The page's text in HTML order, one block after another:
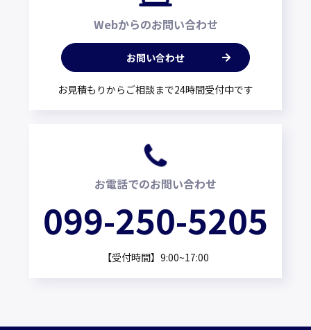
Webからのお問い合わせ
お問い合わせ
お見積もりからご相談まで24時間受付中です
お電話でのお問い合わせ
099-250-5205
【受付時間】9:00~17:00